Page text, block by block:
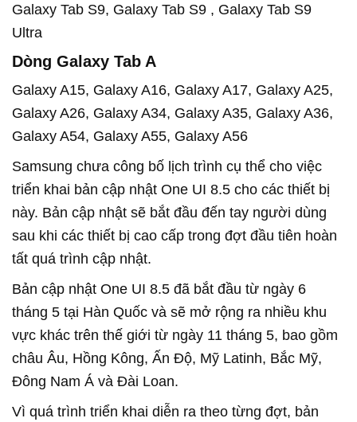
Galaxy Tab S9, Galaxy Tab S9 , Galaxy Tab S9
Ultra
Dòng Galaxy Tab A
Galaxy A15, Galaxy A16, Galaxy A17, Galaxy A25,
Galaxy A26, Galaxy A34, Galaxy A35, Galaxy A36,
Galaxy A54, Galaxy A55, Galaxy A56
Samsung chưa công bố lịch trình cụ thể cho việc
triển khai bản cập nhật One UI 8.5 cho các thiết bị
này. Bản cập nhật sẽ bắt đầu đến tay người dùng
sau khi các thiết bị cao cấp trong đợt đầu tiên hoàn
tất quá trình cập nhật.
Bản cập nhật One UI 8.5 đã bắt đầu từ ngày 6
tháng 5 tại Hàn Quốc và sẽ mở rộng ra nhiều khu
vực khác trên thế giới từ ngày 11 tháng 5, bao gồm
châu Âu, Hồng Kông, Ấn Độ, Mỹ Latinh, Bắc Mỹ,
Đông Nam Á và Đài Loan.
Vì quá trình triển khai diễn ra theo từng đợt, bản